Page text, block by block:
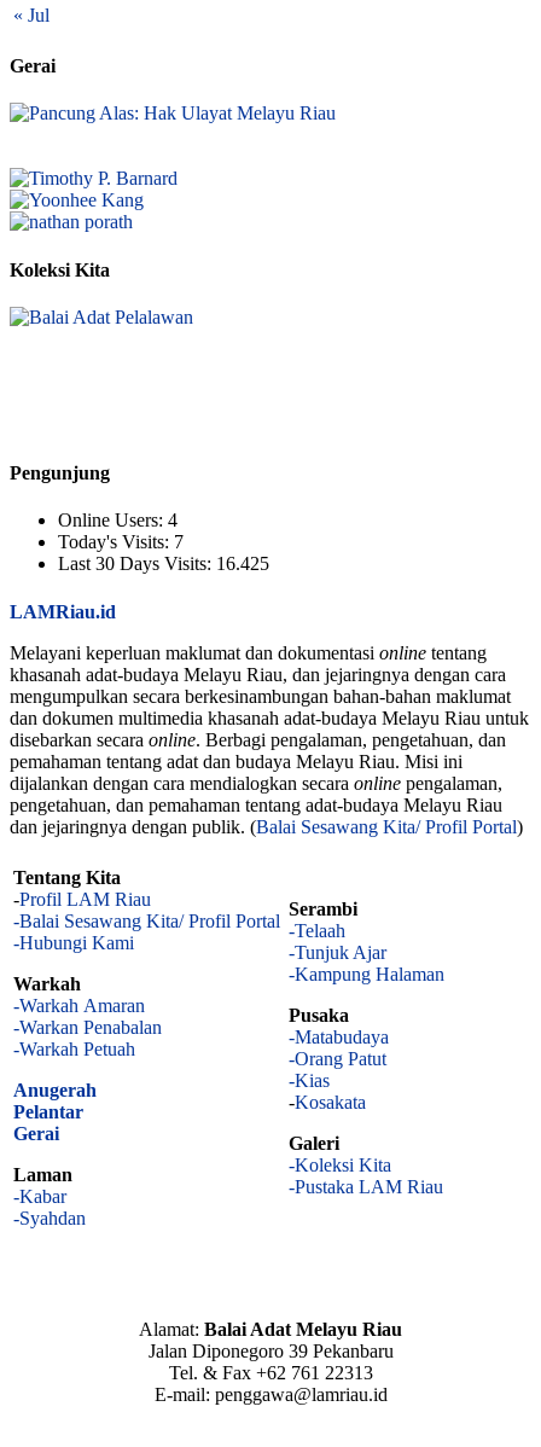
« Jul
Gerai
Koleksi Kita
Pengunjung
Online Users: 4
Today's Visits: 7
Last 30 Days Visits: 16.425
LAMRiau.id
Melayani keperluan maklumat dan dokumentasi online tentang
khasanah adat-budaya Melayu Riau, dan jejaringnya dengan cara
mengumpulkan secara berkesinambungan bahan-bahan maklumat
dan dokumen multimedia khasanah adat-budaya Melayu Riau untuk
disebarkan secara online. Berbagi pengalaman, pengetahuan, dan
pemahaman tentang adat dan budaya Melayu Riau. Misi ini
dijalankan dengan cara mendialogkan secara online pengalaman,
pengetahuan, dan pemahaman tentang adat-budaya Melayu Riau
dan jejaringnya dengan publik. (Balai Sesawang Kita/ Profil Portal)
Tentang Kita
-Profil LAM Riau
-Balai Sesawang Kita/ Profil Portal
-Hubungi Kami
Warkah
-Warkah Amaran
-Warkan Penabalan
-Warkah Petuah
Anugerah
Pelantar
Gerai
Laman
-Kabar
-Syahdan
Serambi
-Telaah
-Tunjuk Ajar
-Kampung Halaman
Pusaka
-Matabudaya
-Orang Patut
-Kias
-Kosakata
Galeri
-Koleksi Kita
-Pustaka LAM Riau
Alamat: Balai Adat Melayu Riau
Jalan Diponegoro 39 Pekanbaru
Tel. & Fax +62 761 22313
E-mail: penggawa@lamriau.id